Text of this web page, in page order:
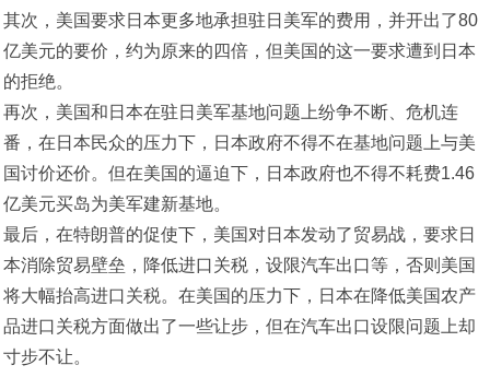
其次，美国要求日本更多地承担驻日美军的费用，并开出了80
亿美元的要价，约为原来的四倍，但美国的这一要求遭到日本
的拒绝。
再次，美国和日本在驻日美军基地问题上纷争不断、危机连
番，在日本民众的压力下，日本政府不得不在基地问题上与美
国讨价还价。但在美国的逼迫下，日本政府也不得不耗费1.46
亿美元买岛为美军建新基地。
最后，在特朗普的促使下，美国对日本发动了贸易战，要求日
本消除贸易壁垒，降低进口关税，设限汽车出口等，否则美国
将大幅抬高进口关税。在美国的压力下，日本在降低美国农产
品进口关税方面做出了一些让步，但在汽车出口设限问题上却
寸步不让。